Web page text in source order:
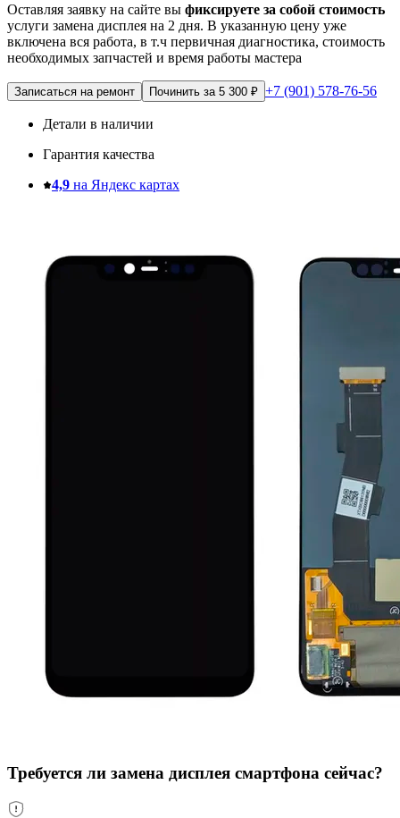
Оставляя заявку на сайте вы фиксируете за собой стоимость
услуги замена дисплея на 2 дня. В указанную цену уже
включена вся работа, в т.ч первичная диагностика, стоимость
необходимых запчастей и время работы мастера
Записаться на ремонт Починить за 5 300 ₽ +7 (901) 578-76-56
Детали в наличии
Гарантия качества
4,9 на Яндекс картах
Требуется ли замена дисплея смартфона сейчас?